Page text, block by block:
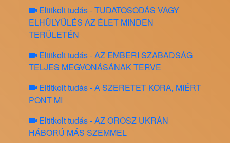
Eltitkolt tudás - TUDATOSODÁS VAGY
ELHÜLYÜLÉS AZ ÉLET MINDEN
TERÜLETÉN
Eltitkolt tudás - AZ EMBERI SZABADSÁG
TELJES MEGVONÁSÁNAK TERVE
Eltitkolt tudás - A SZERETET KORA, MIÉRT
PONT MI
Eltitkolt tudás - AZ OROSZ UKRÁN
HÁBORÚ MÁS SZEMMEL